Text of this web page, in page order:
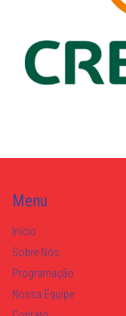
Menu
Início
Sobre Nós
Programação
Nossa Equipe